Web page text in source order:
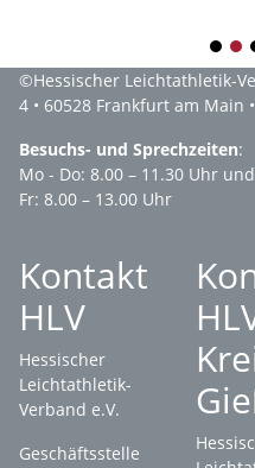
1 2
©Hessischer Leichtathletik-
4 • 60528 Frankfurt am Main
Besuchs- und Sprechzeiten:
Mo - Do: 8.00 – 11.30 Uhr
Fr: 8.00 – 13.00 Uhr
Kontakt
HLV
Hessischer
Leichtathletik-
Verband e.V.
Geschäftsstelle